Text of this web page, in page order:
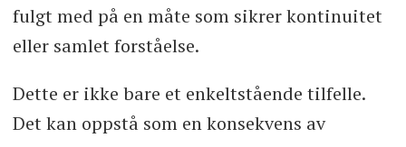
fulgt med på en måte som sikrer kontinuitet
eller samlet forståelse.
Dette er ikke bare et enkeltstående tilfelle.
Det kan oppstå som en konsekvens av